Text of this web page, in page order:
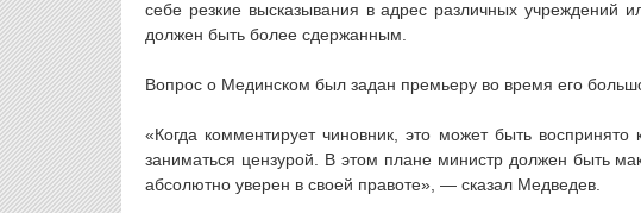
себе резкие высказывания в адрес различных учреждений
должен быть более сдержанным.
Вопрос о Мединском был задан премьеру во время его
«Когда комментирует чиновник, это может быть
заниматься цензурой. В этом плане министр должен быть
абсолютно уверен в своей правоте», — сказал Медведев.